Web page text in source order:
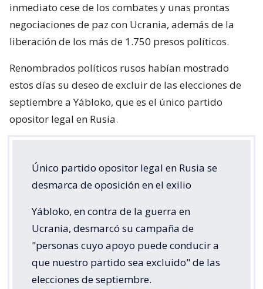
inmediato cese de los combates y unas prontas
negociaciones de paz con Ucrania, además de la
liberación de los más de 1.750 presos políticos.
Renombrados políticos rusos habían mostrado
estos días su deseo de excluir de las elecciones de
septiembre a Yábloko, que es el único partido
opositor legal en Rusia.
Único partido opositor legal en Rusia se
desmarca de oposición en el exilio
Yábloko, en contra de la guerra en
Ucrania, desmarcó su campaña de
"personas cuyo apoyo puede conducir a
que nuestro partido sea excluido" de las
elecciones de septiembre.